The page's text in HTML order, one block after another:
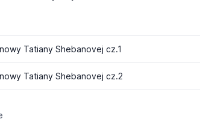
Tatiany Shebanovej cz.1
Tatiany Shebanovej cz.2